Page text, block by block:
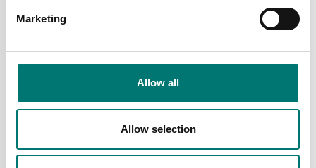
Marketing
Allow all
Allow selection
Pris från: 83 990 kr Pris från: 14 940 kr